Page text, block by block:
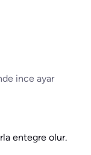
ince ayar
entegre olur.